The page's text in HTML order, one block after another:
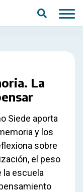
La
Siede aporta
y los
sobre
el peso
la escuela